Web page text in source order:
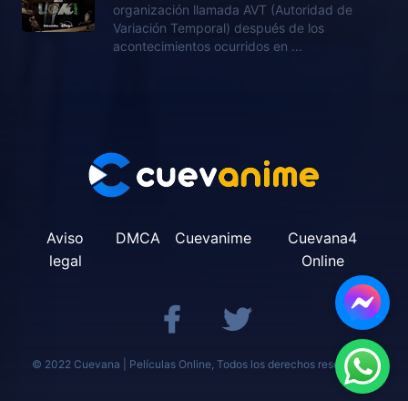
organización llamada AVT (Autoridad de
Variación Temporal) después de los
acontecimientos ocurridos en ...
Aviso
legal
DMCA Cuevanime
Cuevana4
Online
© 2022 Cuevana | Películas Online, Todos los derechos reservados.